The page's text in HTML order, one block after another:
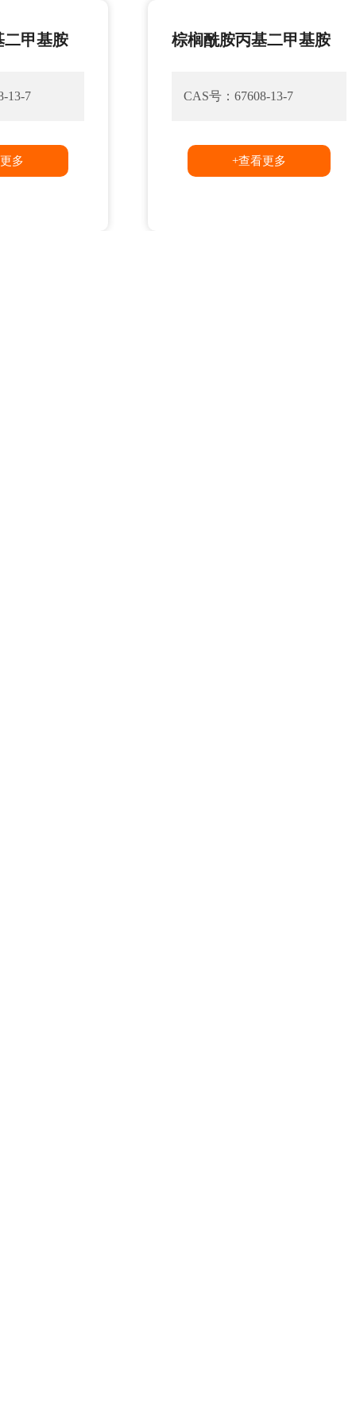
甲基胺
7
多
棕榈酰胺丙基二甲基胺
CAS号：67608-13-7
+查看更多